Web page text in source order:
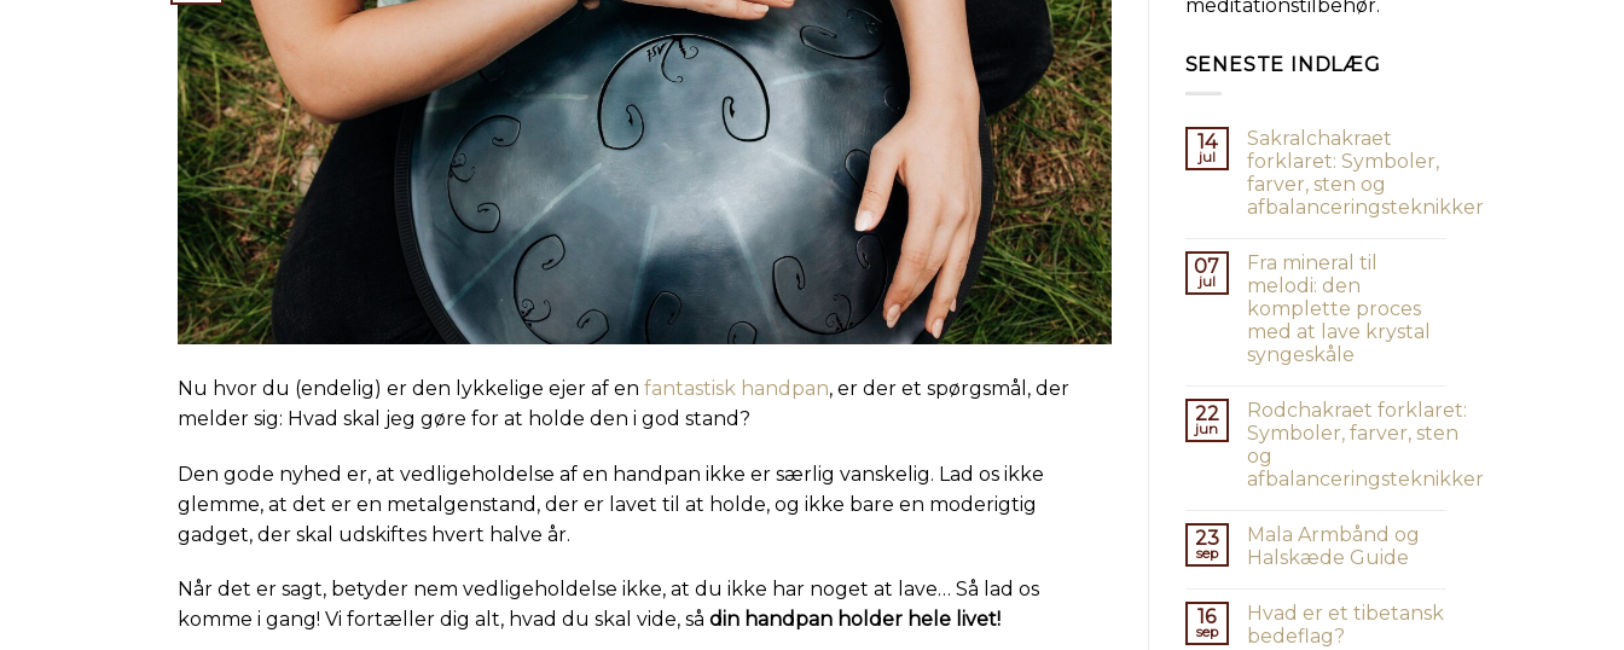
Nu hvor du (endelig) er den lykkelige ejer af en fantastisk handpan, er der et spørgsmål, der
melder sig: Hvad skal jeg gøre for at holde den i god stand?
Den gode nyhed er, at vedligeholdelse af en handpan ikke er særlig vanskelig. Lad os ikke
glemme, at det er en metalgenstand, der er lavet til at holde, og ikke bare en moderigtig
gadget, der skal udskiftes hvert halve år.
Når det er sagt, betyder nem vedligeholdelse ikke, at du ikke har noget at lave… Så lad os
komme i gang! Vi fortæller dig alt, hvad du skal vide, så din handpan holder hele livet!
meditationstilbehør.
SENESTE INDLÆG
14
jul
Sakralchakraet
forklaret: Symboler,
farver, sten og
afbalanceringsteknikker
07
jul
Fra mineral til
melodi: den
komplette proces
med at lave krystal
syngeskåle
22
jun
Rodchakraet forklaret:
Symboler, farver, sten
og
afbalanceringsteknikker
23
sep
Mala Armbånd og
Halskæde Guide
16
sep
Hvad er et tibetansk
bedeflag?